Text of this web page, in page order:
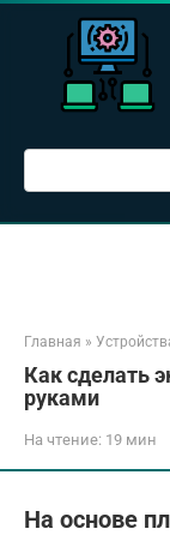
Перейти
Поиск:
Главная »
Как сделать
руками
На чтение: 19 мин
На основе